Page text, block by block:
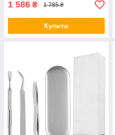
1 586 ₴ 1 785 ₴
Купити